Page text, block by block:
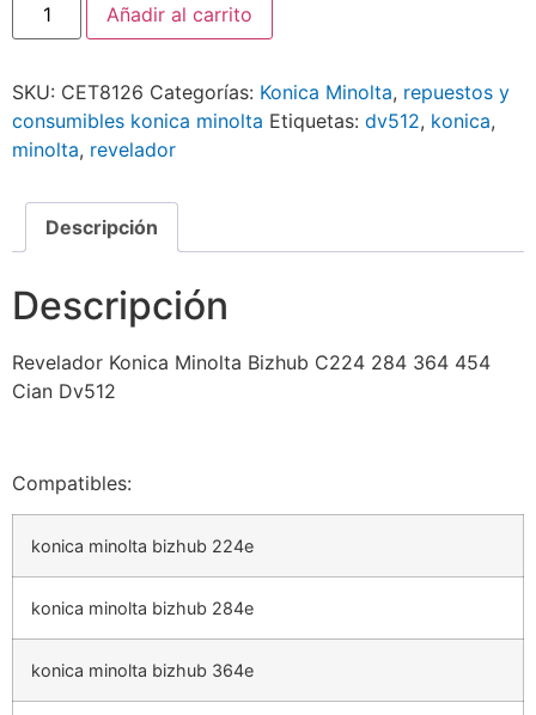
Añadir al carrito
SKU: CET8126 Categorías: Konica Minolta, repuestos y
consumibles konica minolta Etiquetas: dv512, konica,
minolta, revelador
Descripción
Descripción
Revelador Konica Minolta Bizhub C224 284 364 454
Cian Dv512
Compatibles:
konica minolta bizhub 224e
konica minolta bizhub 284e
konica minolta bizhub 364e